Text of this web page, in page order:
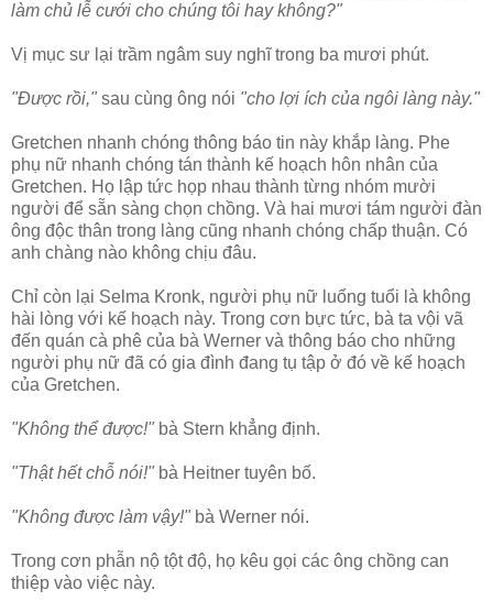
làm chủ lễ cưới cho chúng tôi hay không?"
Vị mục sư lại trầm ngâm suy nghĩ trong ba mươi phút.
"Được rồi," sau cùng ông nói "cho lợi ích của ngôi làng này."
Gretchen nhanh chóng thông báo tin này khắp làng. Phe
phụ nữ nhanh chóng tán thành kế hoạch hôn nhân của
Gretchen. Họ lập tức họp nhau thành từng nhóm mười
người để sẵn sàng chọn chồng. Và hai mươi tám người đàn
ông độc thân trong làng cũng nhanh chóng chấp thuận. Có
anh chàng nào không chịu đâu.
Chỉ còn lại Selma Kronk, người phụ nữ luống tuổi là không
hài lòng với kế hoạch này. Trong cơn bực tức, bà ta vội vã
đến quán cà phê của bà Werner và thông báo cho những
người phụ nữ đã có gia đình đang tụ tập ở đó về kế hoạch
của Gretchen.
"Không thể được!" bà Stern khẳng định.
"Thật hết chỗ nói!" bà Heitner tuyên bố.
"Không được làm vậy!" bà Werner nói.
Trong cơn phẫn nộ tột độ, họ kêu gọi các ông chồng can
thiệp vào việc này.